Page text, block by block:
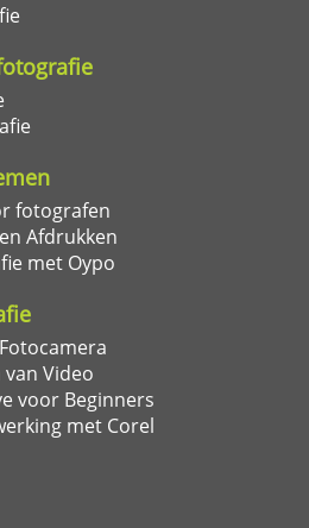
fotografen
Afdrukken
met Oypo
van Video
voor Beginners
met Corel